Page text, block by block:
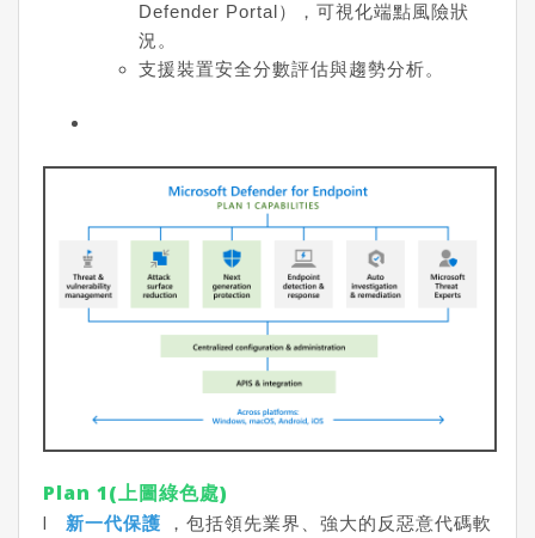
Defender Portal），可視化端點風險狀
況。
支援裝置安全分數評估與趨勢分析。
Plan 1(上圖綠色處)
l 新一代保護 ，包括領先業界、強大的反惡意代碼軟